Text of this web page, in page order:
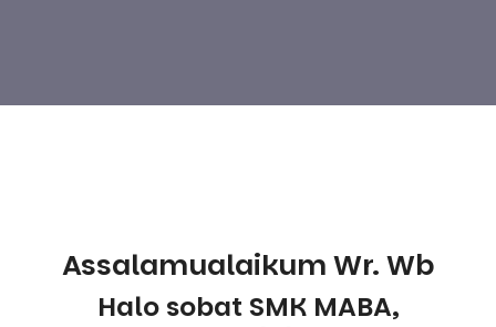
Assalamualaikum Wr. Wb
Halo sobat SMK MABA,